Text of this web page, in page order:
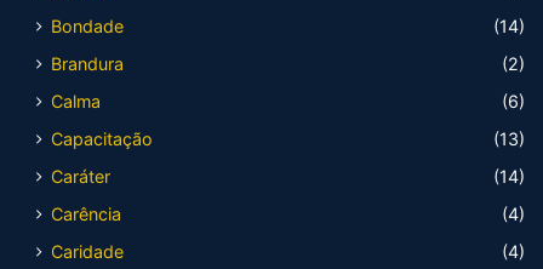
Bondade
(14)
Brandura
(2)
Calma
(6)
Capacitação
(13)
Caráter
(14)
Carência
(4)
Caridade
(4)